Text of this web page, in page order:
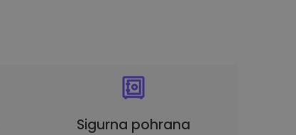
Sigurna pohrana